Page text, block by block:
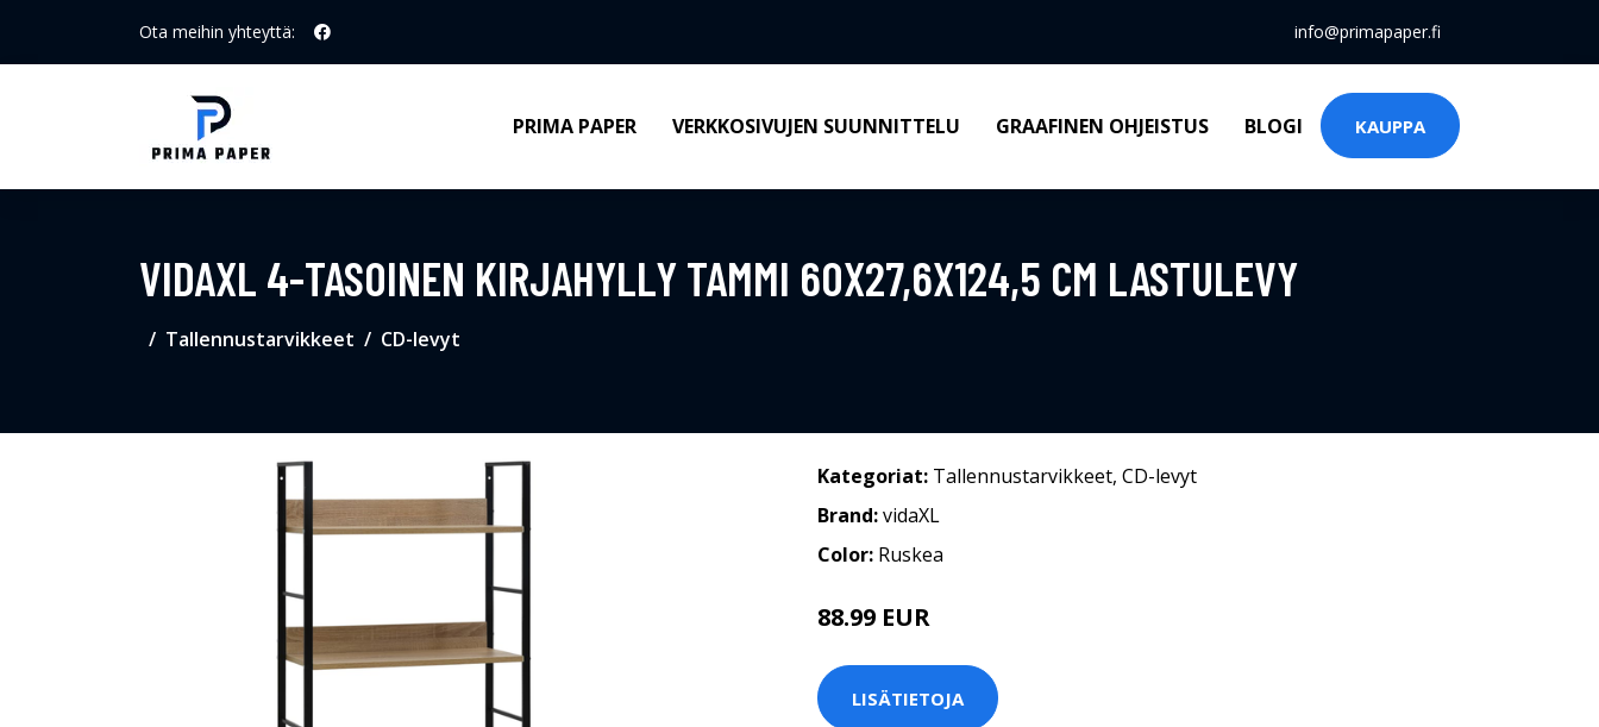
Ota meihin yhteyttä: info@primapaper.fi
PRIMA PAPER VERKKOSIVUJEN SUUNNITTELU GRAAFINEN OHJEISTUS BLOGI KAUPPA
VIDAXL 4-TASOINEN KIRJAHYLLY TAMMI 60X27,6X124,5 CM LASTULEVY
Tallennustarvikkeet CD-levyt
Kategoriat: Tallennustarvikkeet, CD-levyt
Brand:vidaXL
Color: Ruskea
88.99 EUR
LISÄTIETOJA